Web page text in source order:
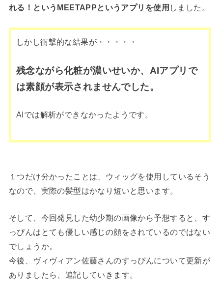
れる！というMEETAPPというアプリを使用 しました。
しかし衝撃的な結果が・・・・・
残念ながら化粧が濃いせいか、AIアプリで
は素顔が表示されませんでした。
AIでは解析ができなかったようです。
１つだけ分かったことは、ウィッグを使用しているそう
なので、実際の髪型はかなり短いと思います。
そして、今回発見した幼少期の画像から予想すると、す
っぴんはとても優しい感じの顔をされているのではない
でしょうか。
今後、ヴィヴィアン佐藤さんのすっぴんについて更新が
ありましたら、追記していきます。